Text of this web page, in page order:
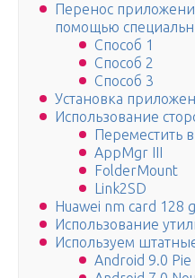
Перенос
помощью
Способ 1
Способ 2
Способ 3
Установка
Использование
Переместить
AppMgr III
FolderMount
Link2SD
Huawei nm card 128
Использование
Используем
Android 9.0 Pie